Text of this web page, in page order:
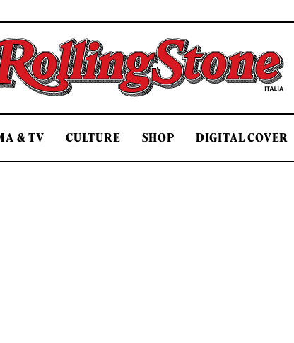
Rolling Stone Italia
& TV CULTURE SHOP DIGITAL COVER